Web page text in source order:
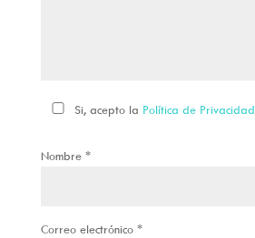
Si, acepto la Política de Privacidad
Nombre *
Correo electrónico *